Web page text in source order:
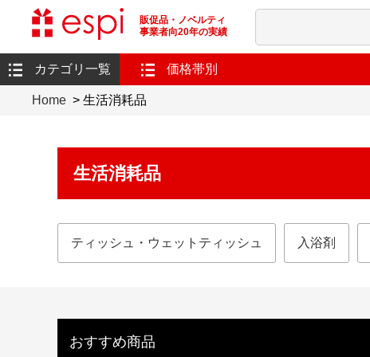
販促品・ノベルティ
事業者向20年の実績
カテゴリ一覧 価格帯別
Home > 生活消耗品
生活消耗品
ティッシュ・ウェットティッシュ 入浴剤
おすすめ商品